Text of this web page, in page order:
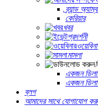
ব্র্যান্ড
কেরিয়ার
খবর
প্রদর্শনী
মামলা
একজন
একজন
ব্লগ
আমাদের সাথে যোগাযোগ